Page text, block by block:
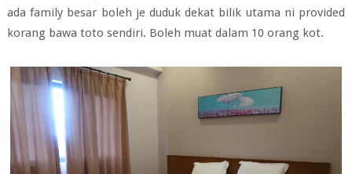
ada family besar boleh je duduk dekat bilik utama ni provided
korang bawa toto sendiri. Boleh muat dalam 10 orang kot.